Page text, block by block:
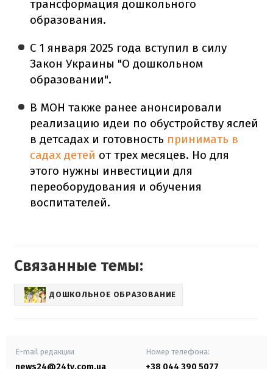
трансформация дошкольного
образования.
С 1 января 2025 года вступил в силу
Закон Украины "О дошкольном
образовании".
В МОН также ранее анонсировали
реализацию идеи по обустройству яслей
в детсадах и готовность принимать в
садах детей от трех месяцев. Но для
этого нужны инвестиции для
переоборудования и обучения
воспитателей.
Связанные темы:
ДОШКОЛЬНОЕ ОБРАЗОВАНИЕ
E-mail редакции
news24@24tv.com.ua
Номер телефона:
+38 044 390 5077